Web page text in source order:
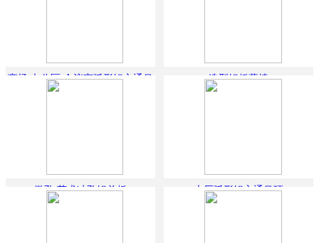
商场 办公区 会议室弧形铝方通吊 造型铝板幕墙
微孔 艺术冲孔铝单板 大厅弧形铝方通吊顶